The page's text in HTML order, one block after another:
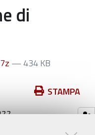
di
— 434 KB
STAMPA